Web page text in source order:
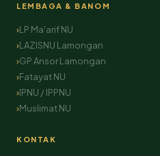
LEMBAGA & BANOM
LP Ma'arif NU
LAZISNU Lamongan
GP Ansor Lamongan
Fatayat NU
IPNU / IPPNU
Muslimat NU
KONTAK